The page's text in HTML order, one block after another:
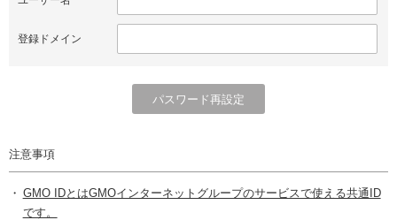
登録ドメイン
注意事項
GMO IDとはGMOインターネットグループのサービスで使える共通ID
です。